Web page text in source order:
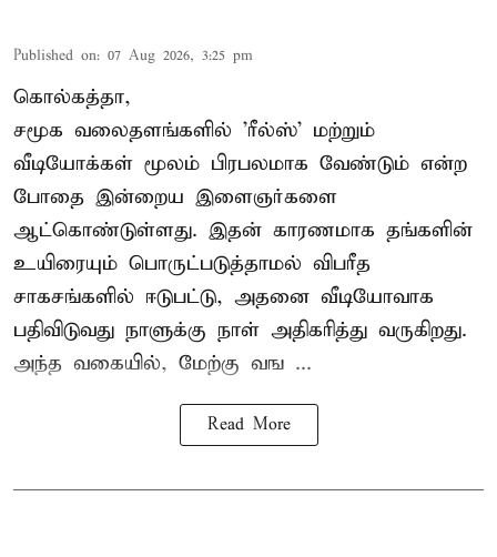
Published on: 07 Aug 2026, 3:25 pm
கொல்கத்தா,
சமூக வலைதளங்களில் 'ரீல்ஸ்' மற்றும்
வீடியோக்கள் மூலம் பிரபலமாக வேண்டும் என்ற
போதை இன்றைய இளைஞர்களை
ஆட்கொண்டுள்ளது. இதன் காரணமாக தங்களின்
உயிரையும் பொருட்படுத்தாமல் விபரீத
சாகசங்களில் ஈடுபட்டு, அதனை வீடியோவாக
பதிவிடுவது நாளுக்கு நாள் அதிகரித்து வருகிறது.
அந்த வகையில், மேற்கு வங ...
Read More